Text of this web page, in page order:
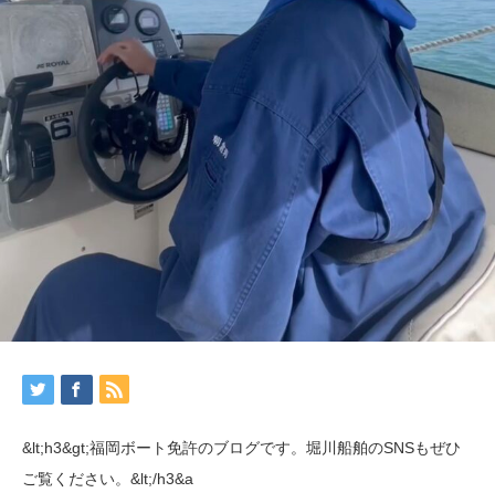
&lt;h3&gt;福岡ボート免許のブログです。堀川船舶のSNSもぜひ
ご覧ください。&lt;/h3&a